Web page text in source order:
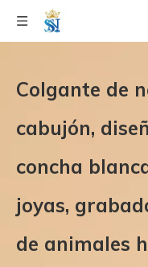
Colgante de
cabujón,
concha
joyas,
de animales